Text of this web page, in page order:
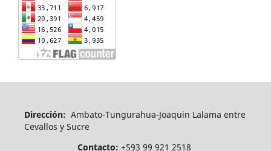
Dirección: Ambato-Tungurahua-Joaquin Lalama entre
Cevallos y Sucre
Contacto: +593 99 921 2518